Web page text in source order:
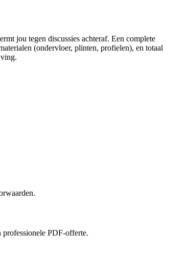
jou tegen discussies achteraf. Een complete
(ondervloer, plinten, profielen), en totaal
PDF-offerte.